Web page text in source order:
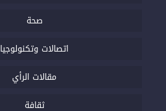
صحة
اتصالات وتكنولوجيا
مقالات الرأي
ثقافة